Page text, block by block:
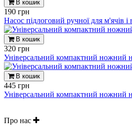
В кошик
190 грн
Насос підлоговий ручної для м'ячів і
В кошик
320 грн
Універсальний компактний ножний
В кошик
445 грн
Універсальний компактний ножний
Про нас